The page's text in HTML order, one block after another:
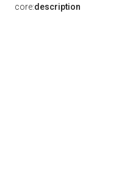
core:description